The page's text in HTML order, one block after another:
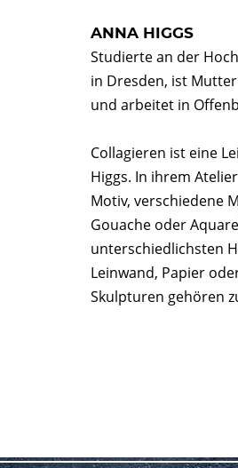
ANNA HIGGS
Studierte an der
in Dresden, ist
und arbeitet in
Collagieren ist eine
Higgs. In ihrem
Motiv, verschiedene
Gouache oder
unterschiedlichsten
Leinwand, Papier
Skulpturen gehören